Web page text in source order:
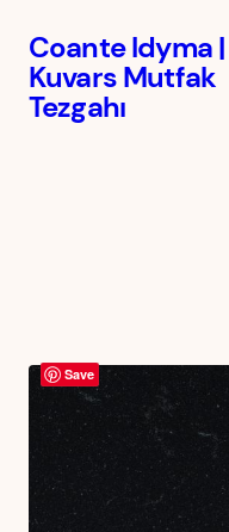
Coante Idyma |
Kuvars Mutfak
Tezgahı
Save